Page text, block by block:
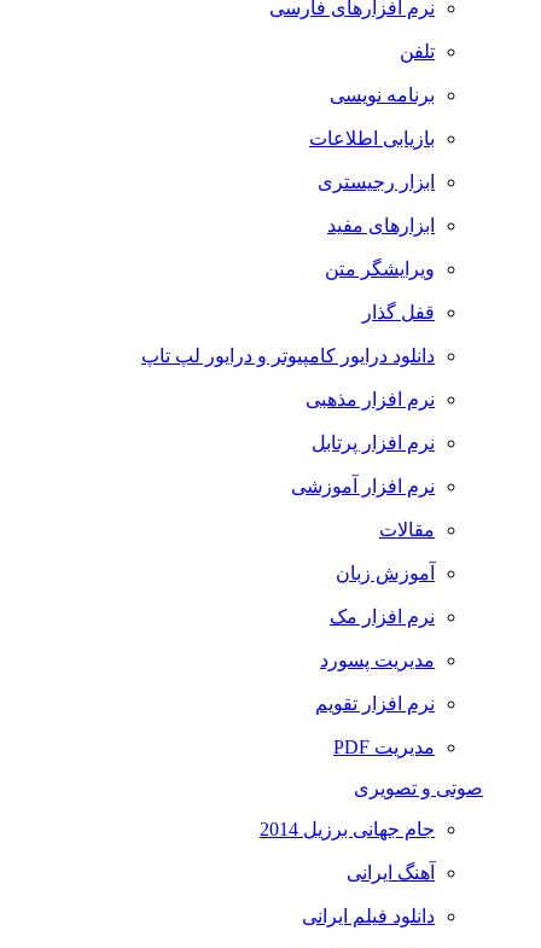
نرم افزارهای فارسی
تلفن
برنامه نویسی
بازیابی اطلاعات
ابزار رجیستری
ابزارهای مفید
ویرایشگر متن
قفل گذار
دانلود درایور کامپیوتر و درایور لپ تاپ
نرم افزار مذهبی
نرم افزار پرتابل
نرم افزار آموزشی
مقالات
آموزش زبان
نرم افزار مک
مدیریت پسورد
نرم افزار تقویم
مدیریت PDF
صوتی و تصویری
جام جهانی برزیل 2014
آهنگ ایرانی
دانلود فیلم ایرانی